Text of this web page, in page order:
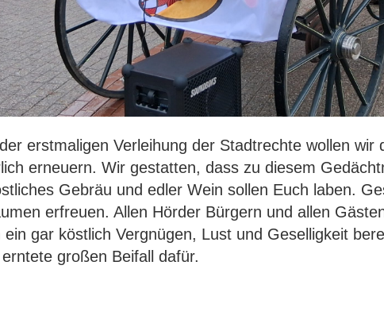
erstmaligen Verleihung der Stadtrechte wollen wir
erneuern. Wir gestatten, dass zu diesem
Gebräu und edler Wein sollen Euch laben.
erfreuen. Allen Hörder Bürgern und allen
gar köstlich Vergnügen, Lust und Geselligkeit
großen Beifall dafür.